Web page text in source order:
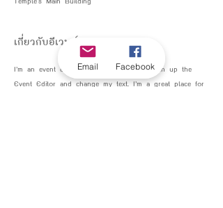
เกี่ยวกับอีเวนท์
I’m an event description. Click here to open up the
Event Editor and change my text. I’m a great place for
Email Facebook